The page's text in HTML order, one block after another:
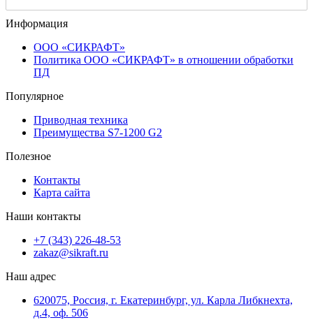
Информация
ООО «СИКРАФТ»
Политика ООО «СИКРАФТ» в отношении обработки
ПД
Популярное
Приводная техника
Преимущества S7-1200 G2
Полезное
Контакты
Карта сайта
Наши контакты
+7 (343) 226-48-53
zakaz@sikraft.ru
Наш адрес
620075, Россия, г. Екатеринбург, ул. Карла Либкнехта,
д.4, оф. 506